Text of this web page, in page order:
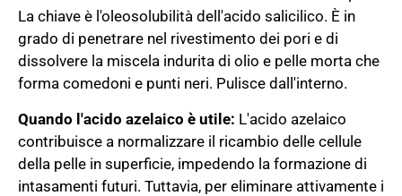
La chiave è l'oleosolubilità dell'acido salicilico. È in
grado di penetrare nel rivestimento dei pori e di
dissolvere la miscela indurita di olio e pelle morta che
forma comedoni e punti neri. Pulisce dall'interno.
Quando l'acido azelaico è utile: L'acido azelaico
contribuisce a normalizzare il ricambio delle cellule
della pelle in superficie, impedendo la formazione di
intasamenti futuri. Tuttavia, per eliminare attivamente i